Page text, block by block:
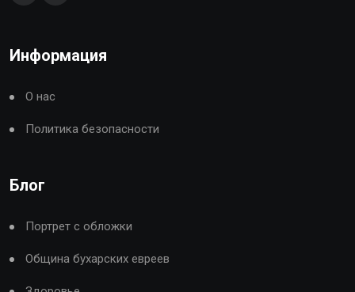
Информация
О нас
Политика безопасности
Блог
Портрет с обложки
Община бухарских евреев